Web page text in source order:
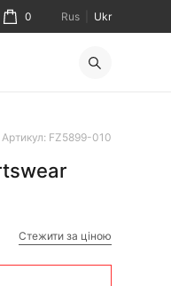
0 Rus Ukr
Артикул: FZ5899-010
Стежити за ціною